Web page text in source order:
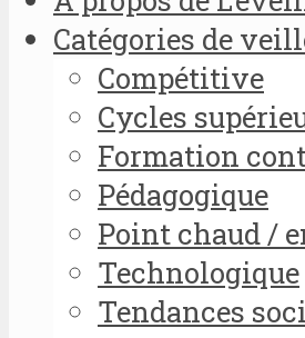
Catégories de
Compétitive
Cycles
Formation
Pédagogique
Point chaud /
Technologique
Tendances